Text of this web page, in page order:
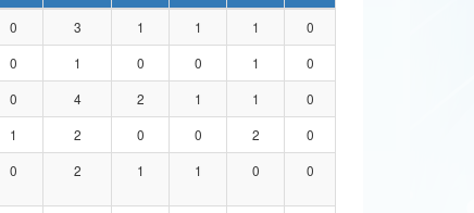
0 3 1 1 1
0
0 1 0 0 1
0
0 4 2 1 1
0
1 2 0 0 2
0
0 2 1 1 0 0